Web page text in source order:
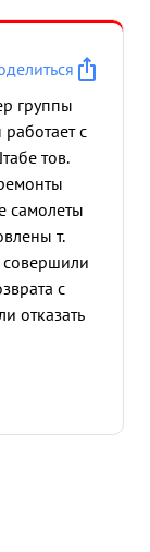
группы
с
тов.
самолеты
т.
с
отказать